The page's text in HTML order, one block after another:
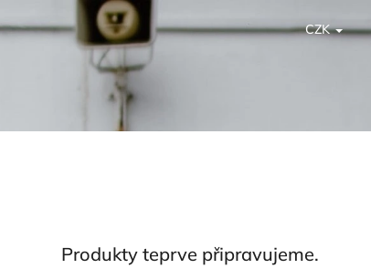
CZK
Produkty teprve připravujeme.